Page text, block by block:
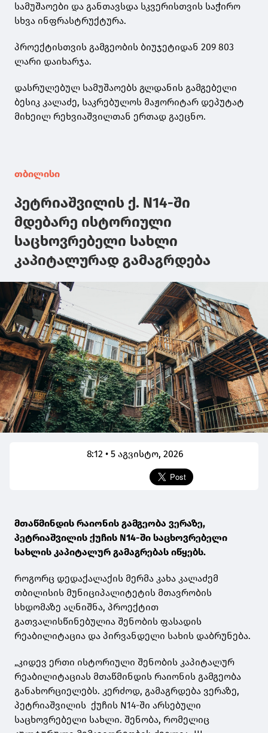
სამუშაოები და განთავსდა სკვერისთვის საჭირო
სხვა ინფრასტრუქტურა.
პროექტისთვის გამგეობის ბიუჯეტიდან 209 803
ლარი დაიხარჯა.
დასრულებულ სამუშაოებს გლდანის გამგებელი
ბესიკ კალაძე, საკრებულოს მაჟორიტარ დეპუტატ
მიხეილ რეხვიაშვილთან ერთად გაეცნო.
თბილისი
პეტრიაშვილის ქ. N14-ში
მდებარე ისტორიული
საცხოვრებელი სახლი
კაპიტალურად გამაგრდება
8:12 • 5 აგვისტო, 2026
მთაწმინდის რაიონის გამგეობა ვერაზე,
პეტრიაშვილის ქუჩის N14-ში საცხოვრებელი
სახლის კაპიტალურ გამაგრებას იწყებს.
როგორც დედაქალაქის მერმა კახა კალაძემ
თბილისის მუნიციპალიტეტის მთავრობის
სხდომაზე აღნიშნა, პროექტით
გათვალისწინებულია შენობის ფასადის
რეაბილიტაცია და პირვანდელი სახის დაბრუნება.
„კიდევ ერთი ისტორიული შენობის კაპიტალურ
რეაბილიტაციას მთაწმინდის რაიონის გამგეობა
განახორციელებს. კერძოდ, გამაგრდება ვერაზე,
პეტრიაშვილის ქუჩის N14-ში არსებული
საცხოვრებელი სახლი. შენობა, რომელიც